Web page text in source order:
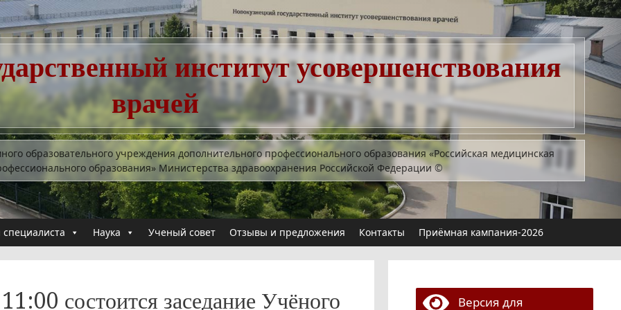
институт усовершенствования
врачей
образовательного учреждения дополнительного профессионального образования «Российская медицинская
образования» Министерства здравоохранения Российской Федерации©
Наука Ученый совет Отзывы и предложения Контакты Приёмная кампания-2026
состоится заседание Учёного
Версия для